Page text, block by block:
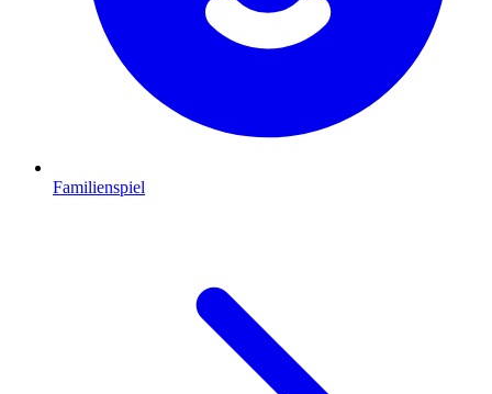
Familienspiel